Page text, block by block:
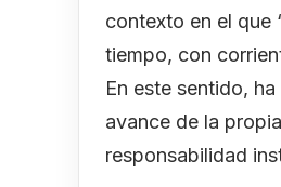
contexto en el que
tiempo, con
En este sentido,
avance de la
responsabilidad